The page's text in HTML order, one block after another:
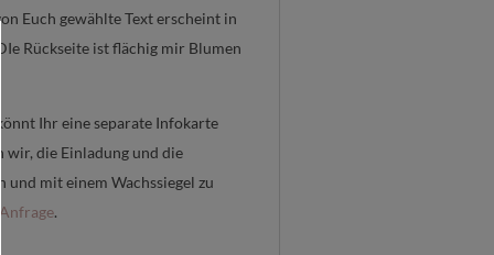
Euch gewählte Text erscheint in
Rückseite ist flächig mir Blumen
Ihr eine separate Infokarte
wir, die Einladung und die
und mit einem Wachssiegel zu
Anfrage.